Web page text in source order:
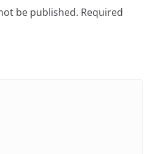
be published. Required